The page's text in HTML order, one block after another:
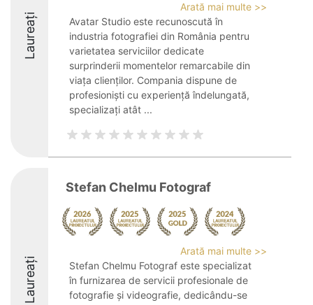
Laureați
Arată mai multe >>
Avatar Studio este recunoscută în
industria fotografiei din România pentru
varietatea serviciilor dedicate
surprinderii momentelor remarcabile din
viața clienților. Compania dispune de
profesioniști cu experiență îndelungată,
specializați atât ...
Laureați
Stefan Chelmu Fotograf
Arată mai multe >>
Stefan Chelmu Fotograf este specializat
în furnizarea de servicii profesionale de
fotografie și videografie, dedicându-se